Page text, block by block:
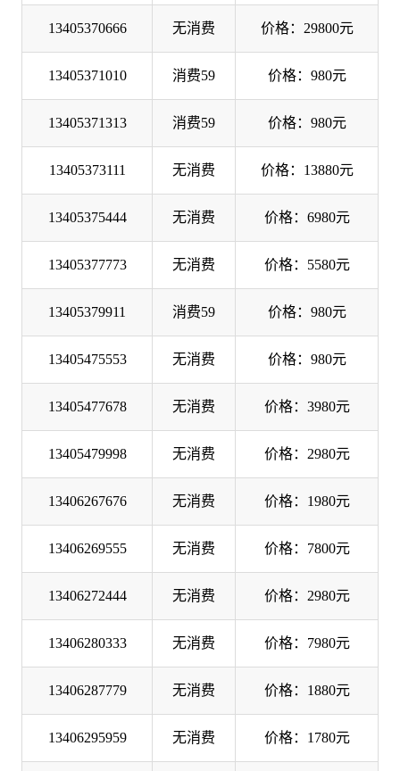
13405370666 无消费 价格：29800元
13405371010 消费59 价格：980元
13405371313 消费59 价格：980元
13405373111 无消费 价格：13880元
13405375444 无消费 价格：6980元
13405377773 无消费 价格：5580元
13405379911 消费59 价格：980元
13405475553 无消费 价格：980元
13405477678 无消费 价格：3980元
13405479998 无消费 价格：2980元
13406267676 无消费 价格：1980元
13406269555 无消费 价格：7800元
13406272444 无消费 价格：2980元
13406280333 无消费 价格：7980元
13406287779 无消费 价格：1880元
13406295959 无消费 价格：1780元